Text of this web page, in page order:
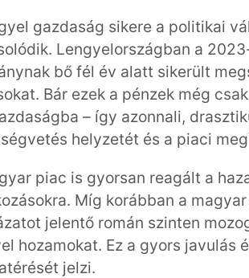
gazdaság sikere a politikai
Lengyelországban a
bő fél év alatt sikerült
Bár ezek a pénzek még
– így azonnali,
helyzetét és a piaci
piac is gyorsan reagált a
Míg korábban a
jelentő román szinten
hozamokat. Ez a gyors javulás
jelzi.